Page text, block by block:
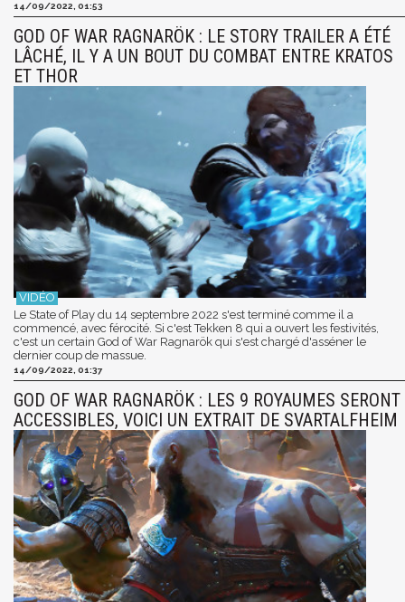
14/09/2022, 01:53
GOD OF WAR RAGNARÖK : LE STORY TRAILER A ÉTÉ
LÂCHÉ, IL Y A UN BOUT DU COMBAT ENTRE KRATOS
ET THOR
Le State of Play du 14 septembre 2022 s'est terminé comme il a
commencé, avec férocité. Si c'est Tekken 8 qui a ouvert les festivités,
c'est un certain God of War Ragnarök qui s'est chargé d'asséner le
dernier coup de massue.
14/09/2022, 01:37
GOD OF WAR RAGNARÖK : LES 9 ROYAUMES SERONT
ACCESSIBLES, VOICI UN EXTRAIT DE SVARTALFHEIM